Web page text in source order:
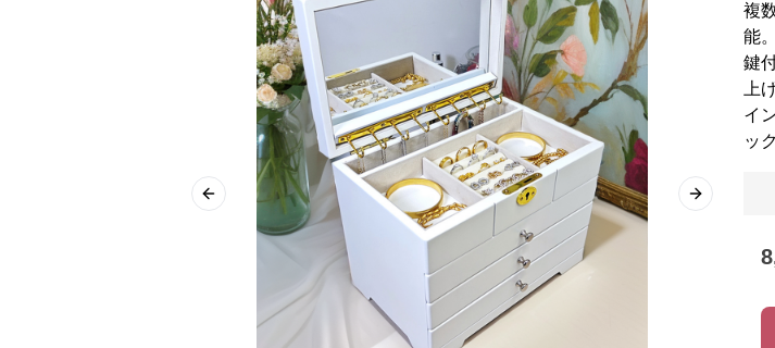
Previous slide Next slide
複
能。
鍵
上
イ
ッ